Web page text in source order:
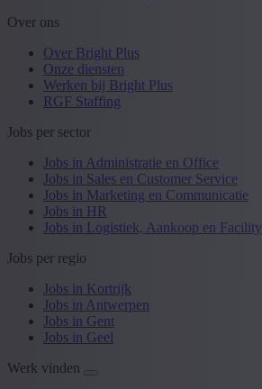
Over ons
Over Bright Plus
Onze diensten
Werken bij Bright Plus
RGF Staffing
Jobs per sector
Jobs in Administratie en Office
Jobs in Sales en Customer Service
Jobs in Marketing en Communicatie
Jobs in HR
Jobs in Logistiek, Aankoop en Facility
Jobs per regio
Jobs in Kortrijk
Jobs in Antwerpen
Jobs in Gent
Jobs in Geel
Werk vinden